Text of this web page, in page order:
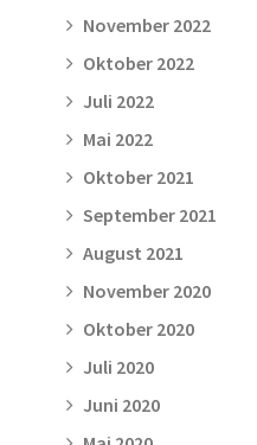
November 2022
Oktober 2022
Juli 2022
Mai 2022
Oktober 2021
September 2021
August 2021
November 2020
Oktober 2020
Juli 2020
Juni 2020